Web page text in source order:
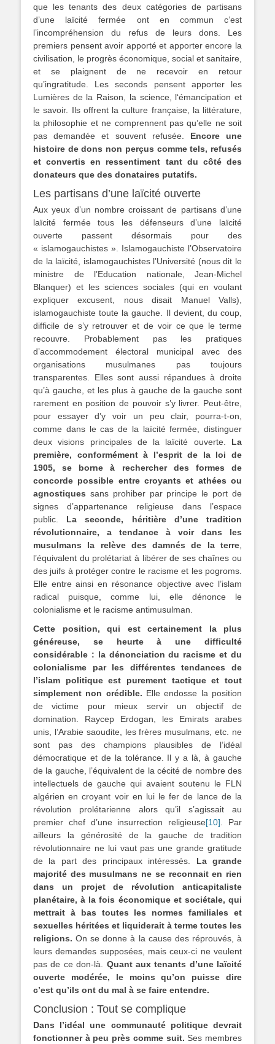
que les tenants des deux catégories de partisans
d’une laïcité fermée ont en commun c’est
l’incompréhension du refus de leurs dons. Les
premiers pensent avoir apporté et apporter encore la
civilisation, le progrès économique, social et sanitaire,
et se plaignent de ne recevoir en retour
qu’ingratitude. Les seconds pensent apporter les
Lumières de la Raison, la science, l‘émancipation et
le savoir. Ils offrent la culture française, la littérature,
la philosophie et ne comprennent pas qu’elle ne soit
pas demandée et souvent refusée. Encore une
histoire de dons non perçus comme tels, refusés
et convertis en ressentiment tant du côté des
donateurs que des donataires putatifs.
Les partisans d’une laïcité ouverte
Aux yeux d’un nombre croissant de partisans d’une
laïcité fermée tous les défenseurs d’une laïcité
ouverte passent désormais pour des
« islamogauchistes ». Islamogauchiste l’Observatoire
de la laïcité, islamogauchistes l’Université (nous dit le
ministre de l’Education nationale, Jean-Michel
Blanquer) et les sciences sociales (qui en voulant
expliquer excusent, nous disait Manuel Valls),
islamogauchiste toute la gauche. Il devient, du coup,
difficile de s’y retrouver et de voir ce que le terme
recouvre. Probablement pas les pratiques
d’accommodement électoral municipal avec des
organisations musulmanes pas toujours
transparentes. Elles sont aussi répandues à droite
qu’à gauche, et les plus à gauche de la gauche sont
rarement en position de pouvoir s’y livrer. Peut-être,
pour essayer d’y voir un peu clair, pourra-t-on,
comme dans le cas de la laïcité fermée, distinguer
deux visions principales de la laïcité ouverte. La
première, conformément à l’esprit de la loi de
1905, se borne à rechercher des formes de
concorde possible entre croyants et athées ou
agnostiques sans prohiber par principe le port de
signes d’appartenance religieuse dans l’espace
public. La seconde, héritière d’une tradition
révolutionnaire, a tendance à voir dans les
musulmans la relève des damnés de la terre
l’équivalent du prolétariat à libérer de ses chaînes ou
des juifs à protéger contre le racisme et les pogroms.
Elle entre ainsi en résonance objective avec l’islam
radical puisque, comme lui, elle dénonce le
colonialisme et le racisme antimusulman.
Cette position, qui est certainement la plus
généreuse, se heurte à une difficulté
considérable : la dénonciation du racisme et du
colonialisme par les différentes tendances de
l’islam politique est purement tactique et tout
simplement non crédible. Elle endosse la position
de victime pour mieux servir un objectif de
domination. Raycep Erdogan, les Emirats arabes
unis, l’Arabie saoudite, les frères musulmans, etc. ne
sont pas des champions plausibles de l’idéal
démocratique et de la tolérance. Il y a là, à gauche
de la gauche, l’équivalent de la cécité de nombre des
intellectuels de gauche qui avaient soutenu le FLN
algérien en croyant voir en lui le fer de lance de la
révolution prolétarienne alors qu’il s’agissait au
premier chef d’une insurrection religieuse[10] . Par
ailleurs la générosité de la gauche de tradition
révolutionnaire ne lui vaut pas une grande gratitude
de la part des principaux intéressés. La grande
majorité des musulmans ne se reconnait en rien
dans un projet de révolution anticapitaliste
planétaire, à la fois économique et sociétale, qui
mettrait à bas toutes les normes familiales et
sexuelles héritées et liquiderait à terme toutes les
religions.On se donne à la cause des réprouvés, à
leurs demandes supposées, mais ceux-ci ne veulent
pas de ce don-là. Quant aux tenants d’une laïcité
ouverte modérée, le moins qu’on puisse dire
c’est qu’ils ont du mal à se faire entendre.
Conclusion : Tout se complique
Dans l’idéal une communauté politique devrait
fonctionner à peu près comme suit. Ses membres